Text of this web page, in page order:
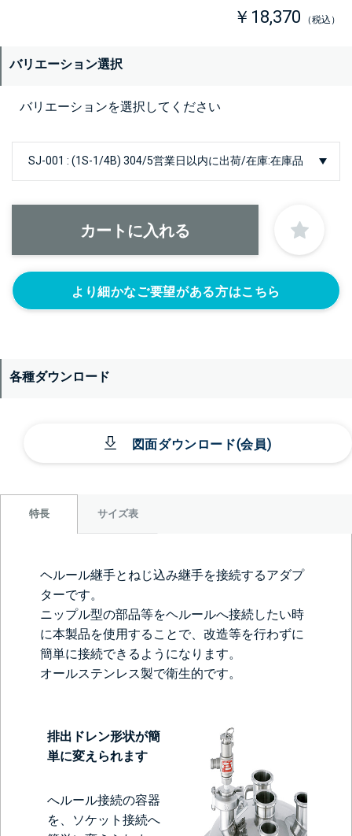
￥18,370 （税込）
バリエーション選択
バリエーションを選択してください
より細かなご要望がある方はこちら
各種ダウンロード
図面ダウンロード(会員)
特長 サイズ表
ヘルール継手とねじ込み継手を接続するアダプ
ターです。
ニップル型の部品等をヘルールへ接続したい時
に本製品を使用することで、改造等を行わずに
簡単に接続できるようになります。
オールステンレス製で衛生的です。
排出ドレン形状が簡
単に変えられます
へルール接続の容器
を、ソケット接続へ